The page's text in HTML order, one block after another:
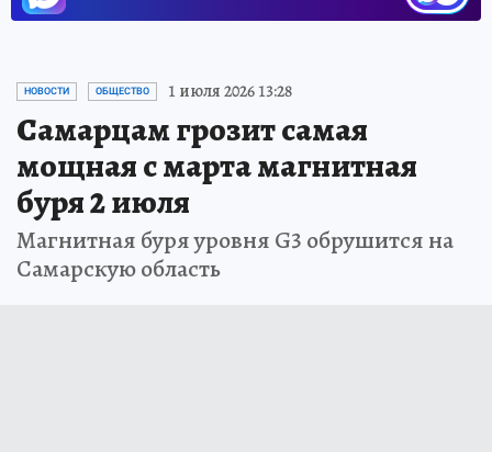
НОВОСТИ ОБЩЕСТВО 1 июля 2026 13:28
Самарцам грозит самая
мощная с марта магнитная
буря 2 июля
Магнитная буря уровня G3 обрушится на
Самарскую область